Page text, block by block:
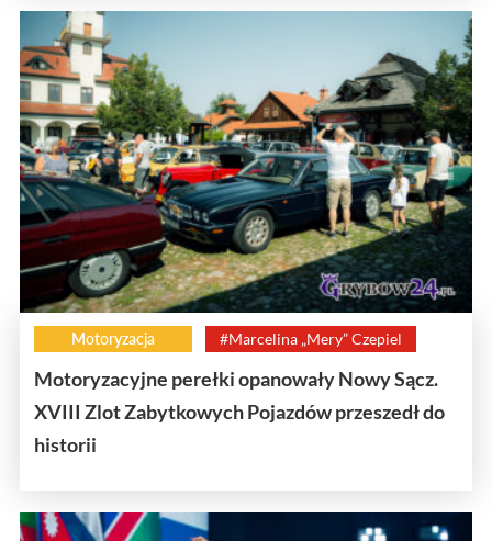
Motoryzacja #Marcelina „Mery” Czepiel
Motoryzacyjne perełki opanowały Nowy Sącz.
XVIII Zlot Zabytkowych Pojazdów przeszedł do
historii